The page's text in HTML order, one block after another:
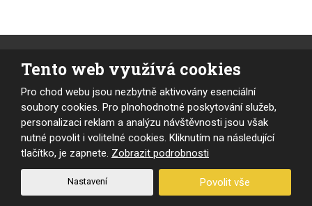
Tento web využívá cookies
Pro chod webu jsou nezbytně aktivovány esenciální
soubory cookies. Pro plnohodnotné poskytování služeb,
personalizaci reklam a analýzu návštěvnosti jsou však
nutné povolit i volitelné cookies. Kliknutím na následující
tlačítko, je zapnete. Zobrazit podrobnosti
Nastavení Povolit vše